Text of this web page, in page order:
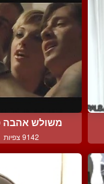
משולש אהבה
9142 צפיות